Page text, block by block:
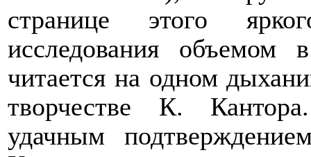
странице этого
исследования
читается на одном
творчестве К.
удачным